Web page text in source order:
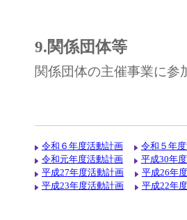
9.関係団体等
関係団体の主催事業に参
令和６年度活動計画 令和５年
令和元年度活動計画
平成30年
平成27年度活動計画
平成26年
平成23年度活動計画
平成22年